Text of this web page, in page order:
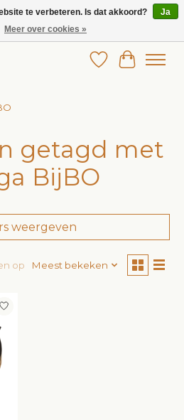
betaalbare kinderkleding!
Verlanglijst
getagd met
BijBO
weergeven
op Meest bekeken
te verbeteren. Is dat akkoord?
Ja
Meer over cookies »